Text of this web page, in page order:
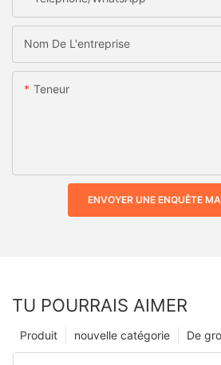
Nom De L'entreprise
Teneur
ENVOYER UNE ENQUÊTE
TU POURRAIS AIMER
De
nouvelle catégorie
Produit